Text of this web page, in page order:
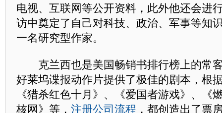
电视、互联网等公开资料，此外他还会进
访中奠定了自己对科技、政治、军事等知
一名研究型作家。
克兰西也是美国畅销书排行榜上的常
好莱坞谍报动作片提供了极佳的剧本，根
《猎杀红色十月》、《爱国者游戏》、《
核网》等， 注册公司流程 ，都创造出了票